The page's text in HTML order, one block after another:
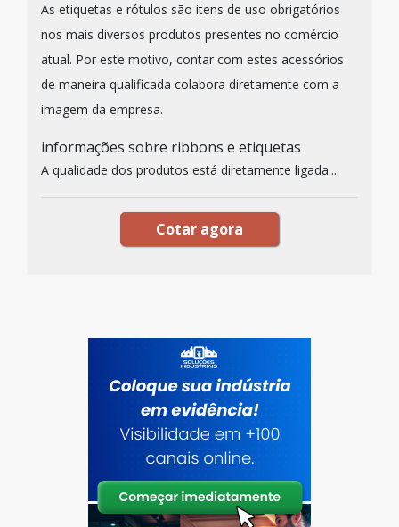
As etiquetas e rótulos são itens de uso obrigatórios
nos mais diversos produtos presentes no comércio
atual. Por este motivo, contar com estes acessórios
de maneira qualificada colabora diretamente com a
imagem da empresa.
informações sobre ribbons e etiquetas
A qualidade dos produtos está diretamente ligada...
Cotar agora